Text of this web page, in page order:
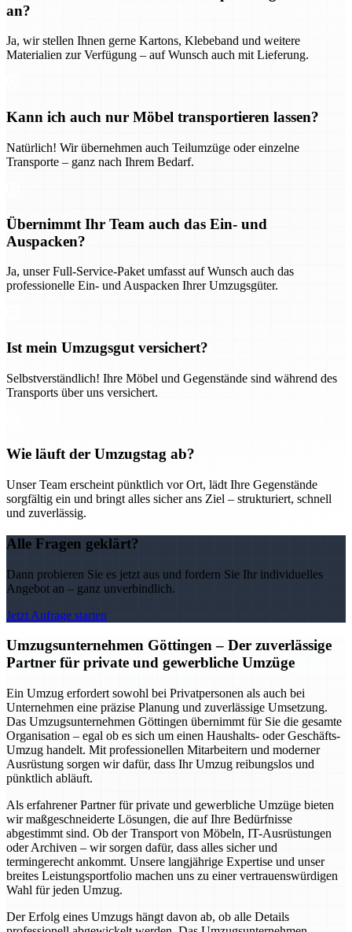
an?
Ja, wir stellen Ihnen gerne Kartons, Klebeband und weitere
Materialien zur Verfügung – auf Wunsch auch mit Lieferung.
Kann ich auch nur Möbel transportieren lassen?
Natürlich! Wir übernehmen auch Teilumzüge oder einzelne
Transporte – ganz nach Ihrem Bedarf.
Übernimmt Ihr Team auch das Ein- und
Auspacken?
Ja, unser Full-Service-Paket umfasst auf Wunsch auch das
professionelle Ein- und Auspacken Ihrer Umzugsgüter.
Ist mein Umzugsgut versichert?
Selbstverständlich! Ihre Möbel und Gegenstände sind während des
Transports über uns versichert.
Wie läuft der Umzugstag ab?
Unser Team erscheint pünktlich vor Ort, lädt Ihre Gegenstände
sorgfältig ein und bringt alles sicher ans Ziel – strukturiert, schnell
und zuverlässig.
Alle Fragen geklärt?
Dann probieren Sie es jetzt aus und fordern Sie Ihr individuelles
Angebot an – ganz unverbindlich.
Jetzt Anfrage starten
Umzugsunternehmen Göttingen – Der zuverlässige
Partner für private und gewerbliche Umzüge
Ein Umzug erfordert sowohl bei Privatpersonen als auch bei
Unternehmen eine präzise Planung und zuverlässige Umsetzung.
Das Umzugsunternehmen Göttingen übernimmt für Sie die gesamte
Organisation – egal ob es sich um einen Haushalts- oder Geschäfts-
Umzug handelt. Mit professionellen Mitarbeitern und moderner
Ausrüstung sorgen wir dafür, dass Ihr Umzug reibungslos und
pünktlich abläuft.
Als erfahrener Partner für private und gewerbliche Umzüge bieten
wir maßgeschneiderte Lösungen, die auf Ihre Bedürfnisse
abgestimmt sind. Ob der Transport von Möbeln, IT-Ausrüstungen
oder Archiven – wir sorgen dafür, dass alles sicher und
termingerecht ankommt. Unsere langjährige Expertise und unser
breites Leistungsportfolio machen uns zu einer vertrauenswürdigen
Wahl für jeden Umzug.
Der Erfolg eines Umzugs hängt davon ab, ob alle Details